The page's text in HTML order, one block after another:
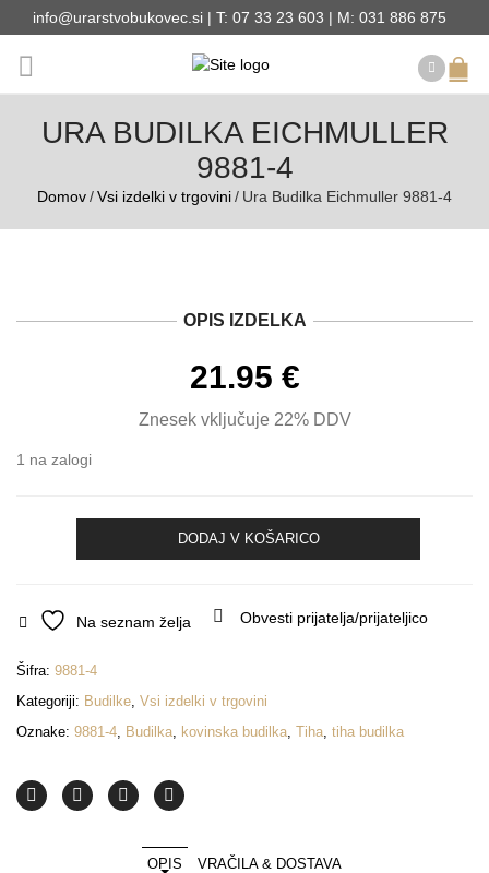
info@urarstvobukovec.si | T: 07 33 23 603 | M: 031 886 875
URA BUDILKA EICHMULLER
9881-4
Domov/Vsi izdelki v trgovini/ Ura Budilka Eichmuller 9881-4
OPIS IZDELKA
21.95 €
Znesek vključuje 22% DDV
1 na zalogi
4
DODAJ V KOŠARICO
Na seznam želja Obvesti prijatelja/prijateljico
Šifra: 9881-4
Kategoriji: Budilke, Vsi izdelki v trgovini
Oznake: 9881-4, Budilka, kovinska budilka, Tiha, tiha budilka
OPIS VRAČILA & DOSTAVA